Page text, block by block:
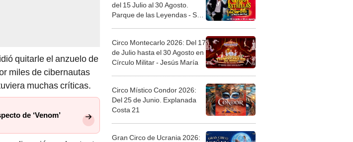
quitarle el anzuelo de
miles de cibernautas
muchas críticas.
de ‘Venom’
del 15 Julio al 30 Agosto.
Parque de las Leyendas - San
Circo Montecarlo 2026: Del 17
de Julio hasta el 30 Agosto en
Círculo Militar - Jesús María
Circo Místico Condor 2026:
Del 25 de Junio. Explanada
Costa 21
Gran Circo de Ucrania 2026: